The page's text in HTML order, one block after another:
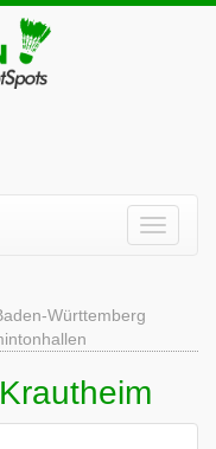
Württemberg